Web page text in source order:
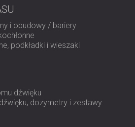
I
PLACÓWEK SŁUŻBY
I
I
CENTRÓW DANYCH
i obudowy / bariery
podkładki i wieszaki
dźwięku
dozymetry i zestawy